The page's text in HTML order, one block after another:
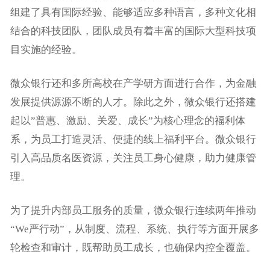
组建了具有国际经验、能够适应多种语言，多种文化相
结合的科技团队，团队成员有着丰富的国际大型科技项
目实施的经验。
微众银行还和多所高校在产学研方面进行合作，为金融
发展提供源源不断的人才。除此之外，微众银行还搭建
起以”普惠、激励、关爱、成长”为核心理念的福利体
系，为员工打造灵活、便捷的线上福利平台。微众银行
引入高品质名医资源，关注员工身心健康，助力健康管
理。
为了提升内部员工服务的质量，微众银行连续两年推动
“We严行动”，从制度、流程、系统、执行等方面开展多
轮检查和审计，既帮助员工成长，也确保内控全覆盖。